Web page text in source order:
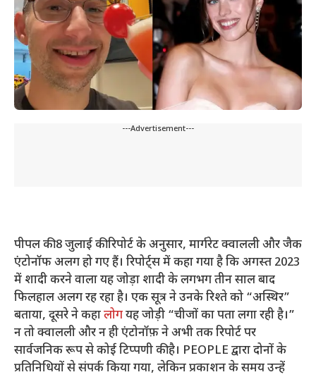
---Advertisement---
पीपल की 8 जुलाई की रिपोर्ट के अनुसार, मार्गरेट क्वालली और जैक
एंटोनॉफ अलग हो गए हैं। रिपोर्ट्स में कहा गया है कि अगस्त 2023
में शादी करने वाला यह जोड़ा शादी के लगभग तीन साल बाद
फिलहाल अलग रह रहा है। एक सूत्र ने उनके रिश्ते को “अस्थिर”
बताया, दूसरे ने कहालोगयह जोड़ी “चीजों का पता लगा रही है।”
न तो क्वालली और न ही एंटोनॉफ़ ने अभी तक रिपोर्ट पर
सार्वजनिक रूप से कोई टिप्पणी की है। PEOPLE द्वारा दोनों के
प्रतिनिधियों से संपर्क किया गया, लेकिन प्रकाशन के समय उन्हें